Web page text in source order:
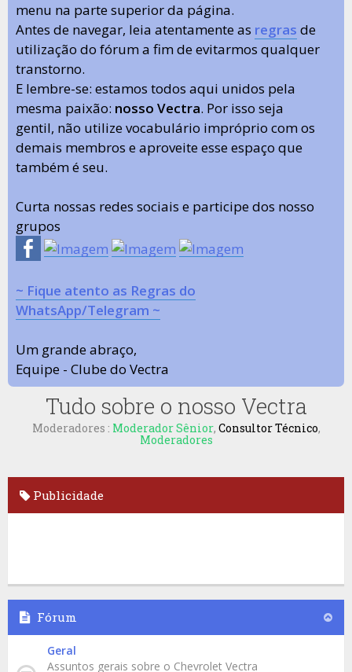
menu na parte superior da página.
Antes de navegar, leia atentamente as regras de
utilização do fórum a fim de evitarmos qualquer
transtorno.
E lembre-se: estamos todos aqui unidos pela
mesma paixão: nosso Vectra. Por isso seja
gentil, não utilize vocabulário impróprio com os
demais membros e aproveite esse espaço que
também é seu.
Curta nossas redes sociais e participe dos nosso
grupos
~ Fique atento as Regras do
WhatsApp/Telegram ~
Um grande abraço,
Equipe - Clube do Vectra
Tudo sobre o nosso Vectra
Moderadores : Moderador Sênior, Consultor Técnico,
Moderadores
Publicidade
Fórum
Geral
Assuntos gerais sobre o Chevrolet Vectra